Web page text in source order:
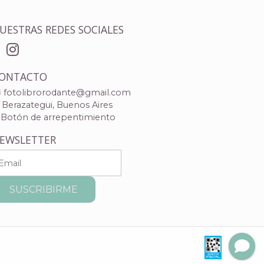
REDES SOCIALES
fotolibrorodante@gmail.com
Berazategui, Buenos Aires
Botón de arrepentimiento
SUSCRIBIRME